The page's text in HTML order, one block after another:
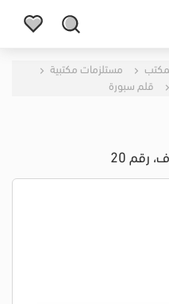
مستلزمات مكتبية
قلم سبورة
20